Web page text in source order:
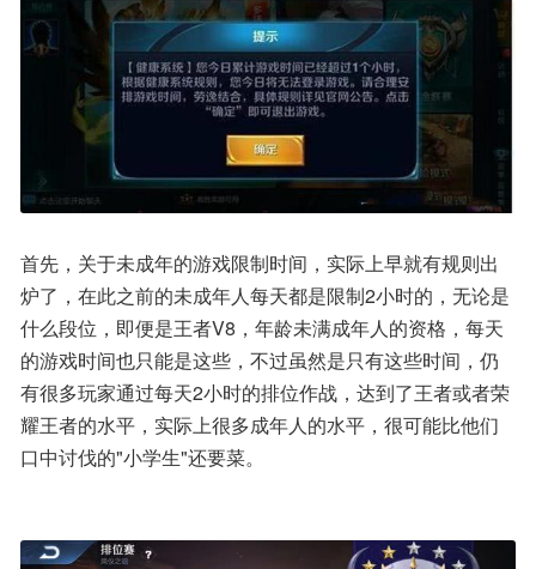
首先，关于未成年的游戏限制时间，实际上早就有规则出
炉了，在此之前的未成年人每天都是限制2小时的，无论是
什么段位，即便是王者V8，年龄未满成年人的资格，每天
的游戏时间也只能是这些，不过虽然是只有这些时间，仍
有很多玩家通过每天2小时的排位作战，达到了王者或者荣
耀王者的水平，实际上很多成年人的水平，很可能比他们
口中讨伐的"小学生"还要菜。